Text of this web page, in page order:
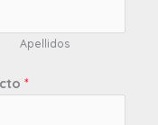
Apellidos
*